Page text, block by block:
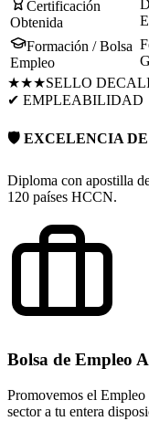
Certificación
Obtenida
Formación / Bolsa
Empleo
★★★SELLO DE
✔ EMPLEABILIDAD
🛡️ EXCELENCIA DE
Diploma con apostilla
120 países HCCN.
Bolsa de Empleo
Promovemos el Empleo
sector a tu entera